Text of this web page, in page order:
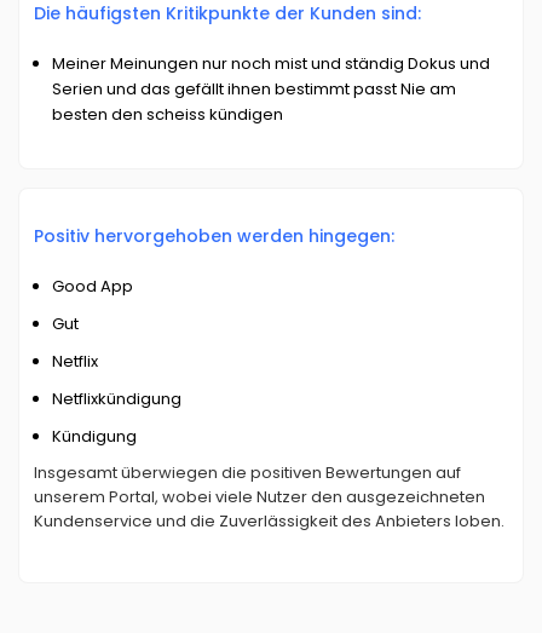
Die häufigsten Kritikpunkte der Kunden sind:
Meiner Meinungen nur noch mist und ständig Dokus und
Serien und das gefällt ihnen bestimmt passt Nie am
besten den scheiss kündigen
Positiv hervorgehoben werden hingegen:
Good App
Gut
Netflix
Netflixkündigung
Kündigung
Insgesamt überwiegen die positiven Bewertungen auf
unserem Portal, wobei viele Nutzer den ausgezeichneten
Kundenservice und die Zuverlässigkeit des Anbieters loben.